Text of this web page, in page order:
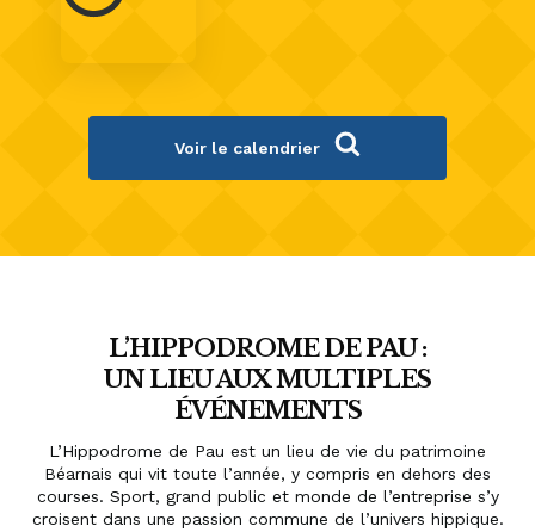
Voir le calendrier
L’HIPPODROME DE PAU :
UN LIEU AUX MULTIPLES
ÉVÉNEMENTS
L’Hippodrome de Pau est un lieu de vie du patrimoine
Béarnais qui vit toute l’année, y compris en dehors des
courses. Sport, grand public et monde de l’entreprise s’y
croisent dans une passion commune de l’univers hippique.